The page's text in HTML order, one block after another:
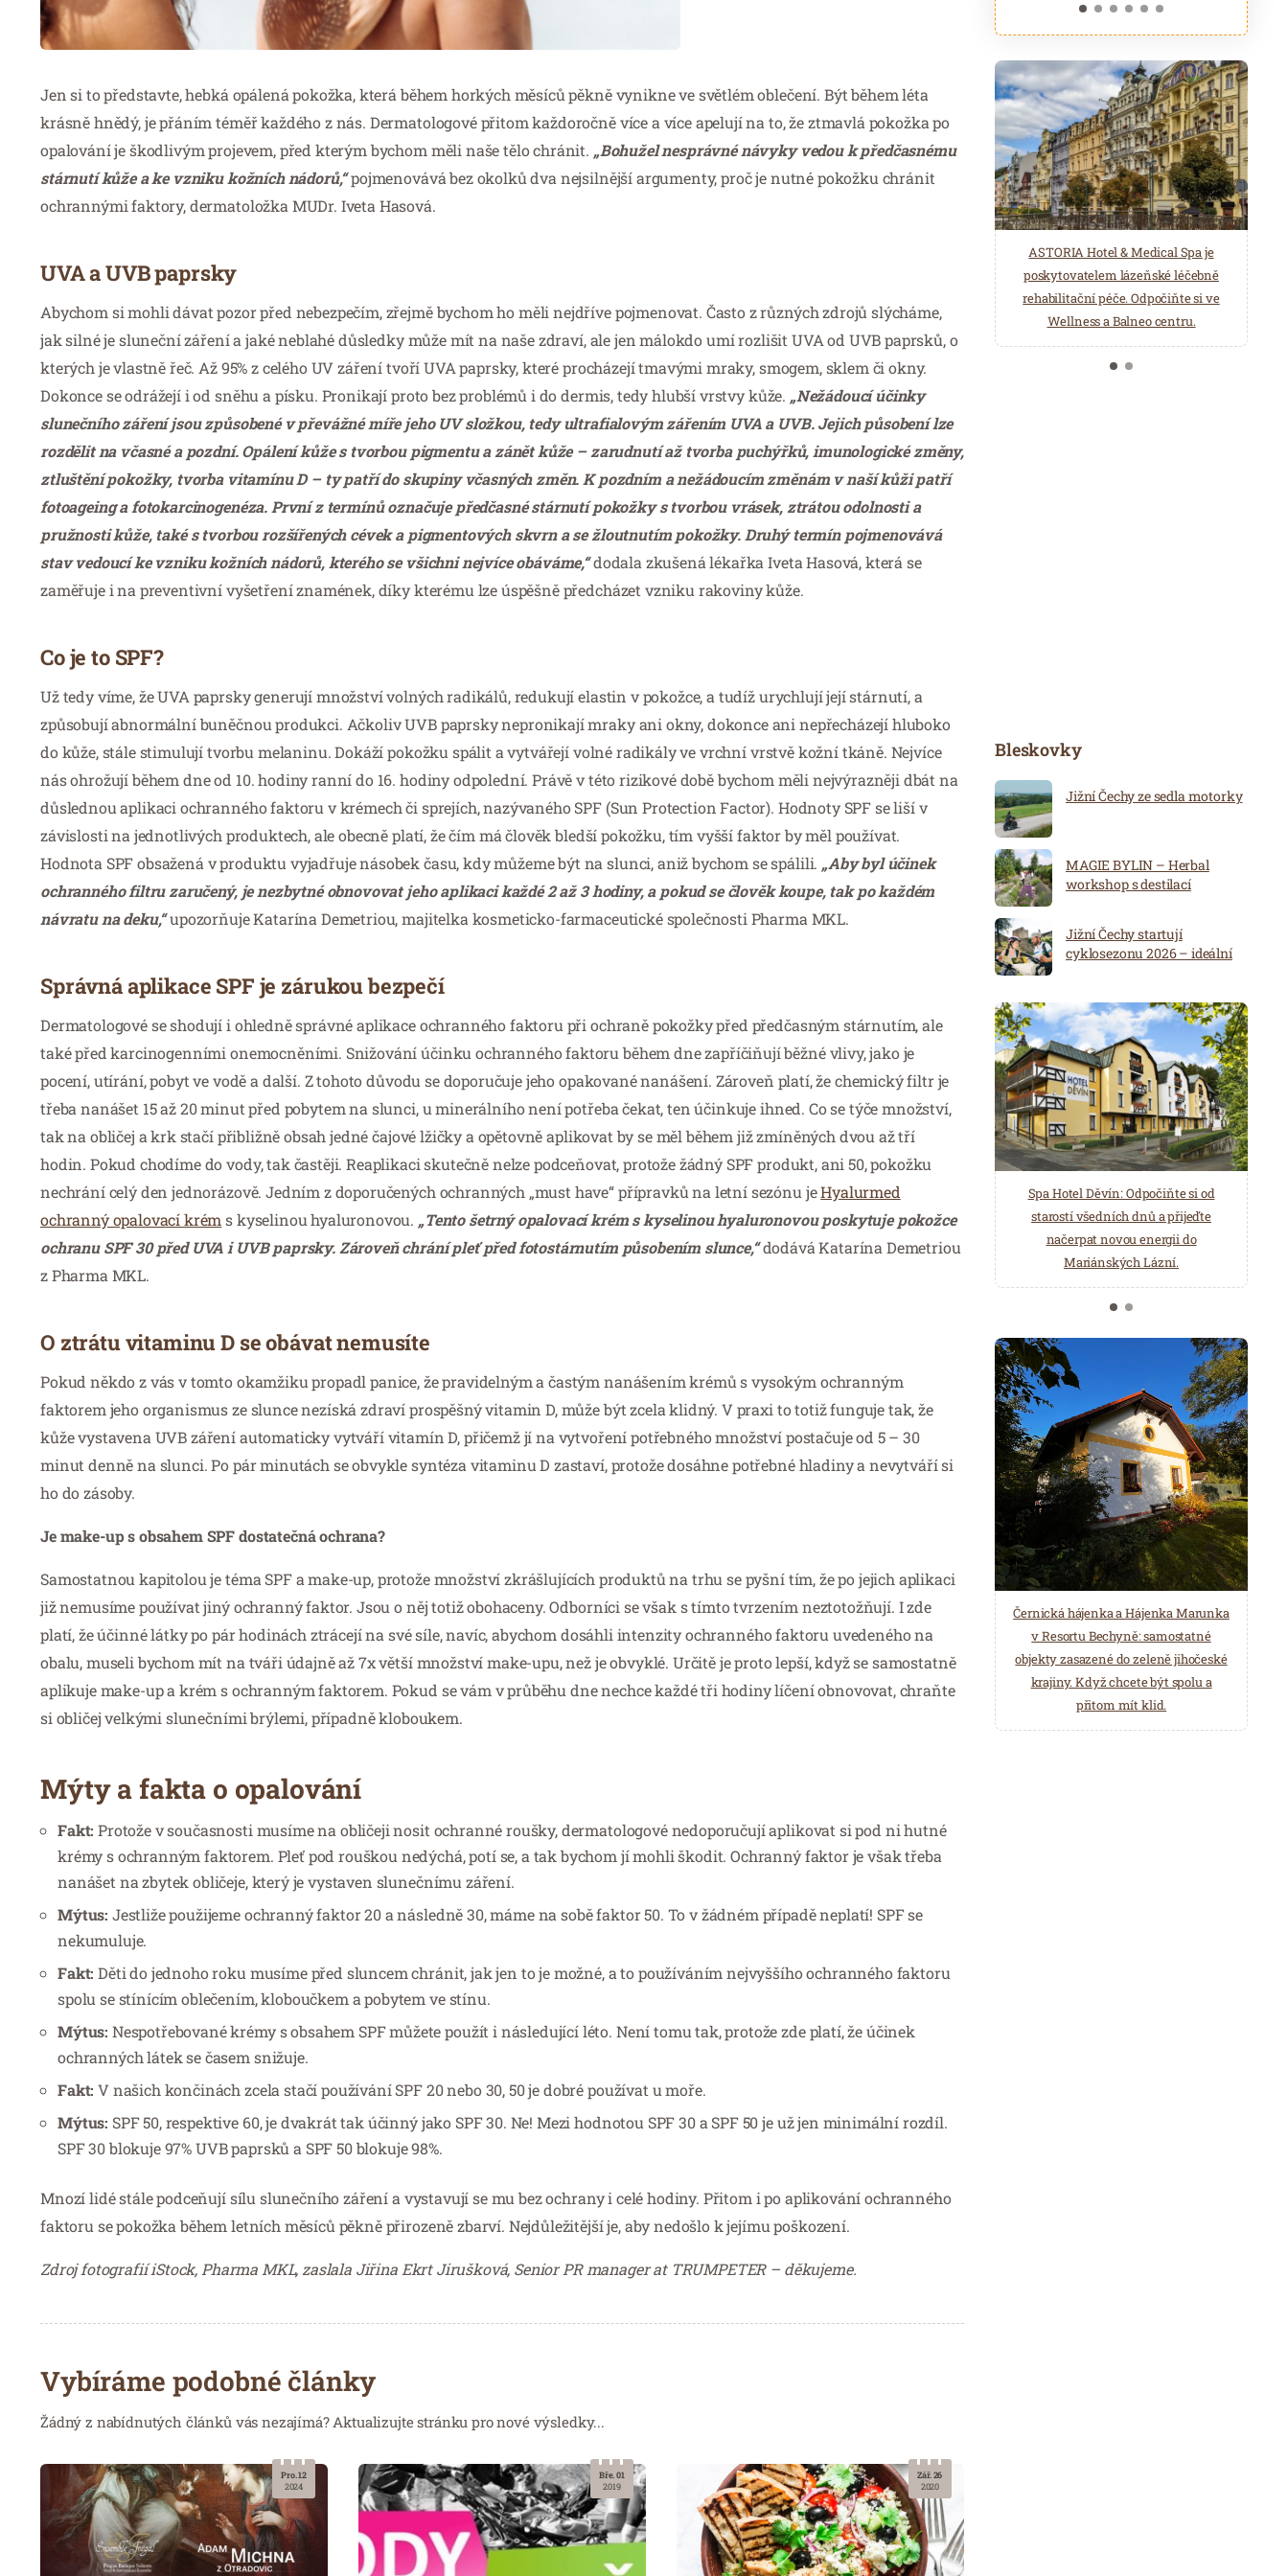
Jen si to představte, hebká opálená pokožka, která během horkých měsíců pěkně vynikne ve světlém oblečení. Být během léta
krásně hnědý, je přáním téměř každého z nás. Dermatologové přitom každoročně více a více apelují na to, že ztmavlá pokožka po
opalování je škodlivým projevem, před kterým bychom měli naše tělo chránit. „Bohužel nesprávné návyky vedou k předčasnému
stárnutí kůže a ke vzniku kožních nádorů,“pojmenovává bez okolků dva nejsilnější argumenty, proč je nutné pokožku chránit
ochrannými faktory, dermatoložka MUDr. Iveta Hasová.
UVA a UVB paprsky
Abychom si mohli dávat pozor před nebezpečím, zřejmě bychom ho měli nejdříve pojmenovat. Často z různých zdrojů slýcháme,
jak silné je sluneční záření a jaké neblahé důsledky může mít na naše zdraví, ale jen málokdo umí rozlišit UVA od UVB paprsků, o
kterých je vlastně řeč. Až 95% z celého UV záření tvoří UVA paprsky, které procházejí tmavými mraky, smogem, sklem či okny.
Dokonce se odrážejí i od sněhu a písku. Pronikají proto bez problémů i do dermis, tedy hlubší vrstvy kůže. „Nežádoucí účinky
slunečního záření jsou způsobené v převážné míře jeho UV složkou, tedy ultrafialovým zářením UVA a UVB. Jejich působení lze
rozdělit na včasné a pozdní. Opálení kůže s tvorbou pigmentu a zánět kůže – zarudnutí až tvorba puchýřků, imunologické změny,
ztluštění pokožky, tvorba vitamínu D – ty patří do skupiny včasných změn. K pozdním a nežádoucím změnám v naší kůži patří
fotoageing a fotokarcinogenéza. První z termínů označuje předčasné stárnutí pokožky s tvorbou vrásek, ztrátou odolnosti a
pružnosti kůže, také s tvorbou rozšířených cévek a pigmentových skvrn a se žloutnutím pokožky. Druhý termín pojmenovává
stav vedoucí ke vzniku kožních nádorů, kterého se všichni nejvíce obáváme,“dodala zkušená lékařka Iveta Hasová, která se
zaměřuje i na preventivní vyšetření znamének, díky kterému lze úspěšně předcházet vzniku rakoviny kůže.
Co je to SPF?
Už tedy víme, že UVA paprsky generují množství volných radikálů, redukují elastin v pokožce, a tudíž urychlují její stárnutí, a
způsobují abnormální buněčnou produkci. Ačkoliv UVB paprsky nepronikají mraky ani okny, dokonce ani nepřecházejí hluboko
do kůže, stále stimulují tvorbu melaninu. Dokáží pokožku spálit a vytvářejí volné radikály ve vrchní vrstvě kožní tkáně. Nejvíce
nás ohrožují během dne od 10. hodiny ranní do 16. hodiny odpolední. Právě v této rizikové době bychom měli nejvýrazněji dbát na
důslednou aplikaci ochranného faktoru v krémech či sprejích, nazývaného SPF (Sun Protection Factor). Hodnoty SPF se liší v
závislosti na jednotlivých produktech, ale obecně platí, že čím má člověk bledší pokožku, tím vyšší faktor by měl používat.
Hodnota SPF obsažená v produktu vyjadřuje násobek času, kdy můžeme být na slunci, aniž bychom se spálili. „Aby byl účinek
ochranného filtru zaručený, je nezbytné obnovovat jeho aplikaci každé 2 až 3 hodiny, a pokud se člověk koupe, tak po každém
návratu na deku,“upozorňuje Katarína Demetriou, majitelka kosmeticko-farmaceutické společnosti Pharma MKL.
Správná aplikace SPF je zárukou bezpečí
Dermatologové se shodují i ​​ohledně správné aplikace ochranného faktoru při ochraně pokožky před předčasným stárnutím, ale
také před karcinogenními onemocněními. Snižování účinku ochranného faktoru během dne zapříčiňují běžné vlivy, jako je
pocení, utírání, pobyt ve vodě a další. Z tohoto důvodu se doporučuje jeho opakované nanášení. Zároveň platí, že chemický filtr je
třeba nanášet 15 až 20 minut před pobytem na slunci, u minerálního není potřeba čekat, ten účinkuje ihned. Co se týče množství,
tak na obličej a krk stačí přibližně obsah jedné čajové lžičky a opětovně aplikovat by se měl během již zmíněných dvou až tří
hodin. Pokud chodíme do vody, tak častěji. Reaplikaci skutečně nelze podceňovat, protože žádný SPF produkt, ani 50, pokožku
nechrání celý den jednorázově. Jedním z doporučených ochranných „must have“ přípravků na letní sezónu jeHyalurmed
ochranný opalovací krém s kyselinou hyaluronovou. „Tento šetrný opalovací krém s kyselinou hyaluronovou poskytuje pokožce
ochranu SPF 30 před UVA i UVB paprsky. Zároveň chrání pleť před fotostárnutím působením slunce,“dodává Katarína Demetriou
z Pharma MKL.
O ztrátu vitaminu D se obávat nemusíte
Pokud někdo z vás v tomto okamžiku propadl panice, že pravidelným a častým nanášením krémů s vysokým ochranným
faktorem jeho organismus ze slunce nezíská zdraví prospěšný vitamin D, může být zcela klidný. V praxi to totiž funguje tak, že
kůže vystavena UVB záření automaticky vytváří vitamín D, přičemž jí na vytvoření potřebného množství postačuje od 5 – 30
minut denně na slunci. Po pár minutách se obvykle syntéza vitaminu D zastaví, protože dosáhne potřebné hladiny a nevytváří si
ho do zásoby.
Je make-up s obsahem SPF dostatečná ochrana?
Samostatnou kapitolou je téma SPF a make-up, protože množství zkrášlujících produktů na trhu se pyšní tím, že po jejich aplikaci
již nemusíme používat jiný ochranný faktor. Jsou o něj totiž obohaceny. Odborníci se však s tímto tvrzením neztotožňují. I zde
platí, že účinné látky po pár hodinách ztrácejí na své síle, navíc, abychom dosáhli intenzity ochranného faktoru uvedeného na
obalu, museli bychom mít na tváři údajně až 7x větší množství make-upu, než je obvyklé. Určitě je proto lepší, když se samostatně
aplikuje make-up a krém s ochranným faktorem. Pokud se vám v průběhu dne nechce každé tři hodiny líčení obnovovat, chraňte
si obličej velkými slunečními brýlemi, případně kloboukem.
Mýty a fakta o opalování
Fakt: Protože v současnosti musíme na obličeji nosit ochranné roušky, dermatologové nedoporučují aplikovat si pod ni hutné
krémy s ochranným faktorem. Pleť pod rouškou nedýchá, potí se, a tak bychom jí mohli škodit. Ochranný faktor je však třeba
nanášet na zbytek obličeje, který je vystaven slunečnímu záření.
Mýtus: Jestliže použijeme ochranný faktor 20 a následně 30, máme na sobě faktor 50. To v žádném případě neplatí! SPF se
nekumuluje.
Fakt: Děti do jednoho roku musíme před sluncem chránit, jak jen to je možné, a to používáním nejvyššího ochranného faktoru
spolu se stínícím oblečením, kloboučkem a pobytem ve stínu.
Mýtus: Nespotřebované krémy s obsahem SPF můžete použít i následující léto. Není tomu tak, protože zde platí, že účinek
ochranných látek se časem snižuje.
Fakt: V našich končinách zcela stačí používání SPF 20 nebo 30, 50 je dobré používat u moře.
Mýtus: SPF 50, respektive 60, je dvakrát tak účinný jako SPF 30. Ne! Mezi hodnotou SPF 30 a SPF 50 je už jen minimální rozdíl.
SPF 30 blokuje 97% UVB paprsků a SPF 50 blokuje 98%.
Mnozí lidé stále podceňují sílu slunečního záření a vystavují se mu bez ochrany i celé hodiny. Přitom i po aplikování ochranného
faktoru se pokožka během letních měsíců pěkně přirozeně zbarví. Nejdůležitější je, aby nedošlo k jejímu poškození.
Zdroj fotografií iStock, Pharma MKL, zaslala Jiřina Ekrt Jirušková, Senior PR manager at TRUMPETER – děkujeme.
Vybíráme podobné články
Žádný z nabídnutých článků vás nezajímá? Aktualizujte stránku pro nové výsledky...
Pro. 12
2024
Bře. 01
2019
Zář. 26
2020
ASTORIA Hotel & Medical Spa je
poskytovatelem lázeňské léčebně
rehabilitační péče. Odpočiňte si ve
Wellness a Balneo centru.
Belgická značka Aromen nabízí
přírodní produkty pro wellness a
saunová centra. Éterické oleje,
hydroláty, esence pro parní lázně…
Bleskovky
Jižní Čechy ze sedla motorky
MAGIE BYLIN – Herbal
workshop s destilací
Jižní Čechy startují
cyklosezonu 2026 – ideální
Spa Hotel Děvín: Odpočiňte si od
starostí všedních dnů a přijeďte
načerpat novou energii do
Mariánských Lázní.
Saunový ráj Holice: Odpočinek a
relaxace v oáze klidu a pohody.
Několik druhů saun a různé možnosti
ochlazení.
Černická hájenka a Hájenka Marunka
v Resortu Bechyně: samostatné
objekty zasazené do zeleně jihočeské
krajiny. Když chcete být spolu a
přitom mít klid.